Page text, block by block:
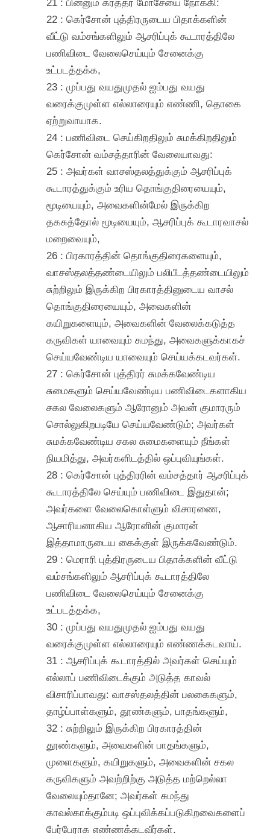
22 : கெர்சோன் புத்திரருடைய பிதாக்களின்
வீட்டு வம்சங்களிலும் ஆசரிப்புக் கூடாரத்திலே
பணிவிடை வேலைசெய்யும் சேனைக்கு
உட்படத்தக்க,
23 : முப்பது வயதுமுதல் ஐம்பது வயது
வரைக்குமுள்ள எல்லாரையும் எண்ணி, தொகை
ஏற்றுவாயாக.
24 : பணிவிடை செய்கிறதிலும் சுமக்கிறதிலும்
கெர்சோன் வம்சத்தாரின் வேலையாவது:
25 : அவர்கள் வாசஸ்தலத்துக்கும் ஆசரிப்புக்
கூடாரத்துக்கும் உரிய தொங்குதிரையையும்,
மூடியையும், அவைகளின்மேல் இருக்கிற
தகசுத்தோல் மூடியையும், ஆசரிப்புக் கூடாரவாசல்
மறைவையும்,
26 : பிரகாரத்தின் தொங்குதிரைகளையும்,
வாசஸ்தலத்தண்டையிலும் பலிபீடத்தண்டையிலும்
சுற்றிலும் இருக்கிற பிரகாரத்தினுடைய வாசல்
தொங்குதிரையையும், அவைகளின்
கயிறுகளையும், அவைகளின் வேலைக்கடுத்த
கருவிகள் யாவையும் சுமந்து, அவைகளுக்காகச்
செய்யவேண்டிய யாவையும் செய்யக்கடவர்கள்.
27 : கெர்சோன் புத்திரர் சுமக்கவேண்டிய
சுமைகளும் செய்யவேண்டிய பணிவிடைகளாகிய
சகல வேலைகளும் ஆரோனும் அவன் குமாரரும்
சொல்லுகிறபடியே செய்யவேண்டும்; அவர்கள்
சுமக்கவேண்டிய சகல சுமைகளையும் நீங்கள்
நியமித்து, அவர்களிடத்தில் ஒப்புவியுங்கள்.
28 : கெர்சோன் புத்திரரின் வம்சத்தார் ஆசரிப்புக்
கூடாரத்திலே செய்யும் பணிவிடை இதுதான்;
அவர்களை வேலைகொள்ளும் விசாரணை,
ஆசாரியனாகிய ஆரோனின் குமாரன்
இத்தாமாருடைய கைக்குள் இருக்கவேண்டும்.
29 : மெராரி புத்திரருடைய பிதாக்களின் வீட்டு
வம்சங்களிலும் ஆசரிப்புக் கூடாரத்திலே
பணிவிடை வேலைசெய்யும் சேனைக்கு
உட்படத்தக்க,
30 : முப்பது வயதுமுதல் ஐம்பது வயது
வரைக்குமுள்ள எல்லாரையும் எண்ணக்கடவாய்.
31 : ஆசரிப்புக் கூடாரத்தில் அவர்கள் செய்யும்
எல்லாப் பணிவிடைக்கும் அடுத்த காவல்
விசாரிப்பாவது: வாசஸ்தலத்தின் பலகைகளும்,
தாழ்ப்பாள்களும், தூண்களும், பாதங்களும்,
32 : சுற்றிலும் இருக்கிற பிரகாரத்தின்
தூண்களும், அவைகளின் பாதங்களும்,
முளைகளும், கயிறுகளும், அவைகளின் சகல
கருவிகளும் அவற்றிற்கு அடுத்த மற்றெல்லா
வேலையும்தானே; அவர்கள் சுமந்து
காவல்காக்கும்படி ஒப்புவிக்கப்படுகிறவைகளைப்
பேர்பேராக எண்ணக்கடவீர்கள்.